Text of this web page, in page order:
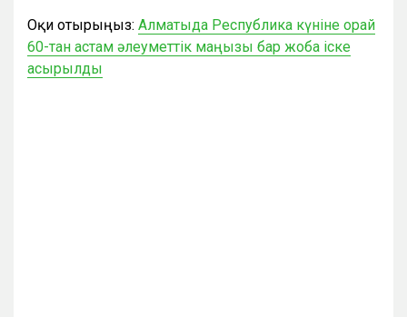
Оқи отырыңыз: Алматыда Республика күніне орай
60-тан астам әлеуметтік маңызы бар жоба іске
асырылды